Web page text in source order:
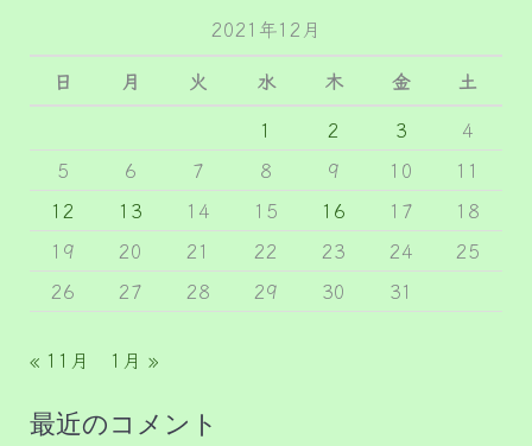
2021年12月
日
月 火 水 木 金
土
1
2 3
4
5
6 7 8 9 10
11
12
13 14 15 16 17
18
19
20 21 22 23 24
25
26
27 28 29 30 31
« 11月 1月 »
最近のコメント